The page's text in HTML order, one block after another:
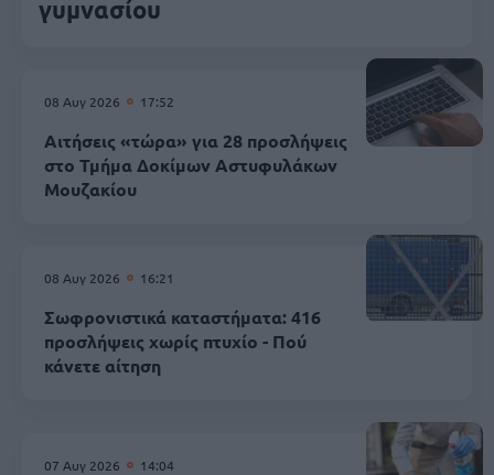
γυμνασίου
08 Αυγ 2026 17:52
Αιτήσεις «τώρα» για 28 προσλήψεις
στο Τμήμα Δοκίμων Αστυφυλάκων
Mουζακίου
08 Αυγ 2026 16:21
Σωφρονιστικά καταστήματα: 416
προσλήψεις χωρίς πτυχίο - Πού
κάνετε αίτηση
07 Αυγ 2026 14:04